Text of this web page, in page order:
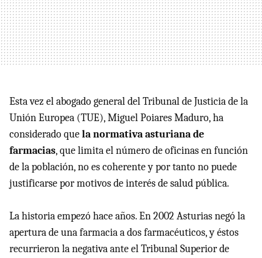
Esta vez el abogado general del Tribunal de Justicia de la
Unión Europea (TUE), Miguel Poiares Maduro, ha
considerado quela normativa asturiana de
farmacias, que limita el número de oficinas en función
de la población, no es coherente y por tanto no puede
justificarse por motivos de interés de salud pública.
La historia empezó hace años. En 2002 Asturias negó la
apertura de una farmacia a dos farmacéuticos, y éstos
recurrieron la negativa ante el Tribunal Superior de